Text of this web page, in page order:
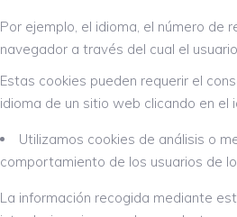
Por ejemplo, el idioma, el número de
navegador a través del cual el
Estas cookies pueden requerir el
idioma de un sitio web clicando en
Utilizamos cookies de análisis o
comportamiento de los usuarios de
La información recogida mediante